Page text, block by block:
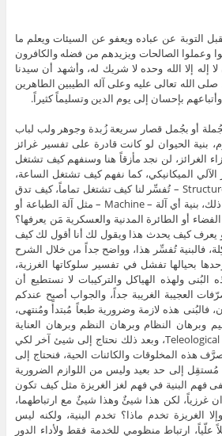
التوبة عن عباده ويعفو عن السيئات ويعلم ما
وعملوا الصالحات ويزيدهم من فضله والكافرون
إله إلا الله وحده لا شريك له، وأشهد أن سيدنا
الله تعالى عليه وعلى آله الطيبين الطاهرين
بإحسان إلى يوم الدين وتسليماً كثيراً.
أو بجُمل قصار سريعة زُبدة وجوهر ولب لباب
بنية الحيوان لو كانت قادرة على تفسير غرائز
الغرائز، لن نجد مأزقاً هنا وسنفهم كيف تشتغل
الآلي الميكانيكي، كما نفهم كيف تشتغل الساعة،
فهذا واضح جداً لأن بنيتها – Structure – تُفسِّر لنا كيف تشتغل تماماً، كيف تدق
وكيف تدور العقارب وما إلى ذلك، بنية أي آلة – Machine – مثل آلة الطباعة أو
أو الطائرة المدنية والعسكرية مَن يعرفها؟
يعرف كيف يحدث هذا ويقول لك أنا أقول لك كيف
فالبنية تُفسِّر هذا، وواضح جداً من خلال الشرح
بحيالها تفشل في تفسير سلوكاتها الغرزية،
البُنى ولهذه الهياكل والتركيبات لا نستطيع أن
العجيبة الغريبة جداً، والجواب أصبح عندكم
فالبُنى هذه لازمة وضرورية طبعاً مُبتدأً ومُنتهى،
وبرهان النظام وبرهان النظم وبرهان العناية
والبرهان الغائي Teleological Argument، وبعد ذلك نحتاج إلى شيئ آخر لكي
هذه المخلوقات والكائنات الحية، فنحتاج إلى
مُستقِل إلى حد بعيد وليس من اللوازم الضرورية
فهم البنية في فهم لغز الغريزة مثل كيف تكون
غرزياً، لكن هذا شيئٌ وهذا شيئٌ مع ارتباطهما،
الغريزة تخدم ماذا؟ تخدم البنية، ولكنه ليس
علّياً، ارتباط منظومي للخدمة فقط ولأداء الدور